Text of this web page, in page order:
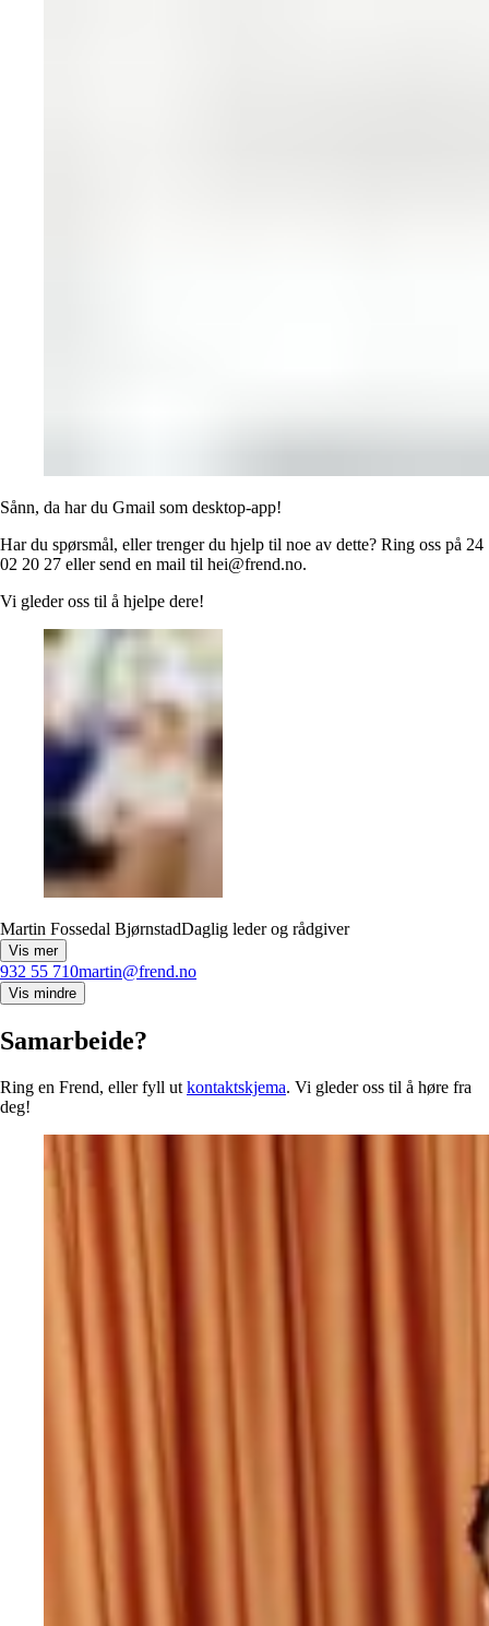
Sånn, da har du Gmail som desktop-app!
Har du spørsmål, eller trenger du hjelp til noe av dette? Ring oss på 24
02 20 27 eller send en mail til hei@frend.no.
Vi gleder oss til å hjelpe dere!
Martin Fossedal BjørnstadDaglig leder og rådgiver
Vis mer
932 55 710martin@frend.no
Vis mindre
Samarbeide?
Ring en Frend, eller fyll ut kontaktskjema. Vi gleder oss til å høre fra
deg!